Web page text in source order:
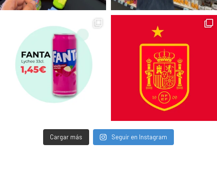
Cargar más Seguir en Instagram